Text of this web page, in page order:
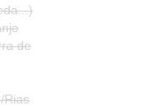
de
Rias